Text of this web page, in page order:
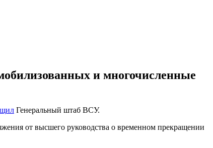
и многочисленные
Генеральный штаб ВСУ.
от высшего руководства о временном прекращении